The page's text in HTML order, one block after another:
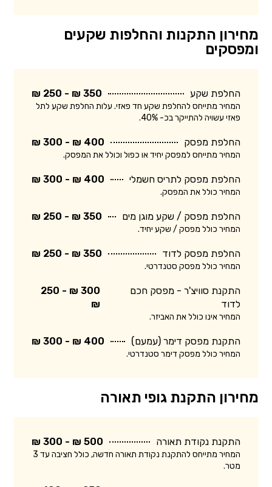
מחירון התקנות והחלפות שקעים
ומפסקים
החלפת שקע 350 ₪ - 250 ₪
המחיר מתייחס להחלפת שקע חד פאזי. עלות החלפת שקע לתל
פאזי עשויה להתייקר בכ- 40%.
החלפת מפסק 400 ₪ - 300 ₪
המחיר מתייחס למפסק יחיד או כפול וכולל את המפסק.
החלפת מפסק לתריס חשמלי 400 ₪ - 300 ₪
המחיר כולל את המפסק.
החלפת מפסק / שקע מוגן מים 350 ₪ - 250 ₪
המחיר כולל מפסק / שקע יחיד.
החלפת מפסק לדוד 350 ₪ - 250 ₪
המחיר כולל מפסק סטנדרטי.
התקנת סוויצ'ר - מפסק חכם
לדוד
300 ₪ - 250
₪
המחיר אינו כולל את האביזר.
התקנת מפסק דימר (עמעם) 400 ₪ - 300 ₪
המחיר כולל מפסק דימר סטנדרטי.
מחירון התקנת גופי תאורה
התקנת נקודת תאורה 500 ₪ - 300 ₪
המחיר מתייחס להתקנת נקודת תאורה חדשה, כולל חציבה עד 3
מטר.